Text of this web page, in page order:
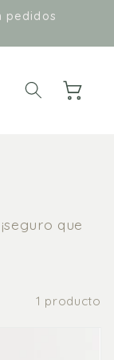
pedidos
Carrito
que
1 producto